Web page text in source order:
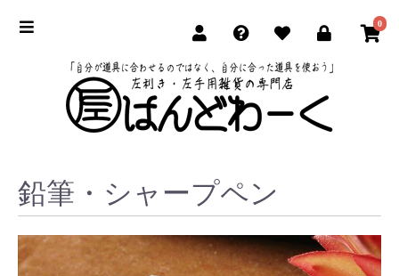
0
鉛筆・シャープペン